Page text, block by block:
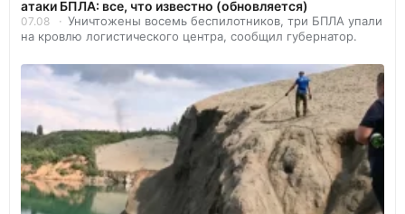
атаки БПЛА: все, что известно (обновляется)
07.08
Уничтожены восемь беспилотников, три БПЛА упали
на кровлю логистического центра, сообщил губернатор.